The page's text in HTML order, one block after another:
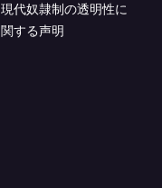
現代奴隷制の透明性に
関する声明